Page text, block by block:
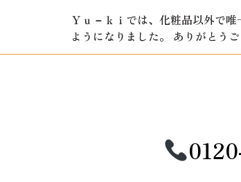
Ｙｕ－ｋｉでは、化粧品以外で
ようになりました。 ありがと